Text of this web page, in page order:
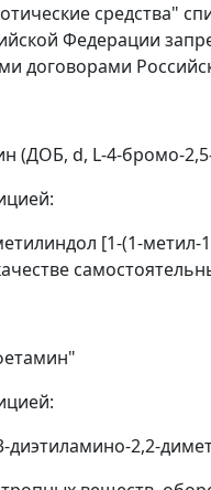
средства"
Федерации
договорами
(ДОБ, d, L-4-бромо-
[1-(1-
диэтиламино-2,2-